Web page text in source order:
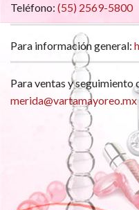
Teléfono: (55) 2569-5800
Para información general:
Para ventas y seguimiento
merida@vartamayoreo.mx